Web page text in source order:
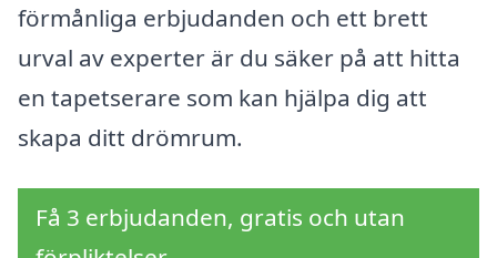
förmånliga erbjudanden och ett brett
urval av experter är du säker på att hitta
en tapetserare som kan hjälpa dig att
skapa ditt drömrum.
Få 3 erbjudanden, gratis och utan